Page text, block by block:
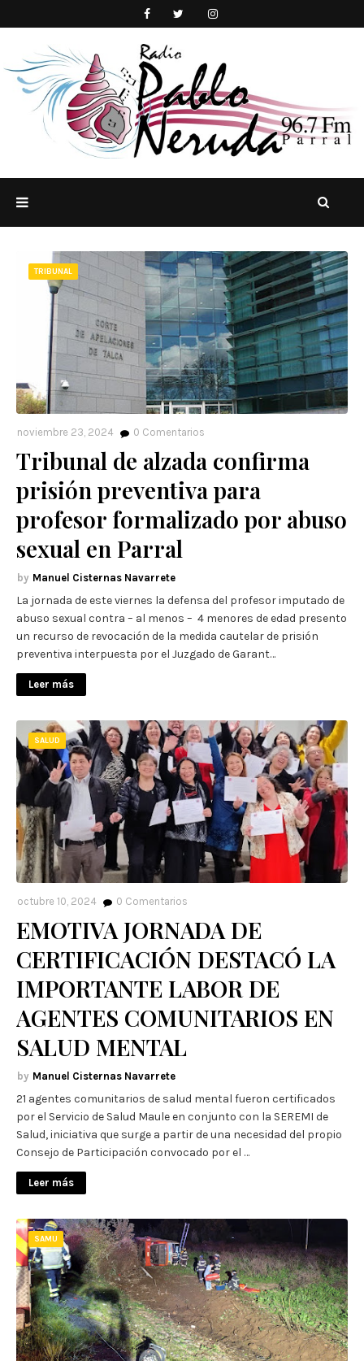
TRIBUNAL
noviembre 23, 2024 0 Comentarios
Tribunal de alzada confirma
prisión preventiva para
profesor formalizado por abuso
sexual en Parral
Manuel Cisternas Navarrete
La jornada de este viernes la defensa del profesor imputado de
abuso sexual contra – al menos – 4 menores de edad presento
un recurso de revocación de la medida cautelar de prisión
preventiva interpuesta por el Juzgado de Garant…
Leer más
SALUD
octubre 10, 2024 0 Comentarios
EMOTIVA JORNADA DE
CERTIFICACIÓN DESTACÓ LA
IMPORTANTE LABOR DE
AGENTES COMUNITARIOS EN
SALUD MENTAL
Manuel Cisternas Navarrete
21 agentes comunitarios de salud mental fueron certificados
por el Servicio de Salud Maule en conjunto con la SEREMI de
Salud, iniciativa que surge a partir de una necesidad del propio
Consejo de Participación convocado por el …
Leer más
SAMU